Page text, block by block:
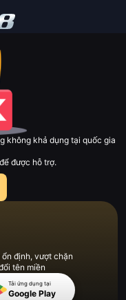
không khả dụng tại quốc gia
được hỗ trợ.
ổn định, vượt chặn
tên miền
Tải ứng dụng tại
Google Play